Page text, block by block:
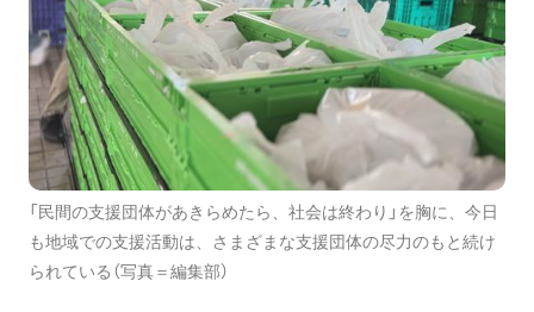
「民間の支援団体があきらめたら、社会は終わり」を胸に、今日
も地域での支援活動は、さまざまな支援団体の尽力のもと続け
られている（写真＝編集部）